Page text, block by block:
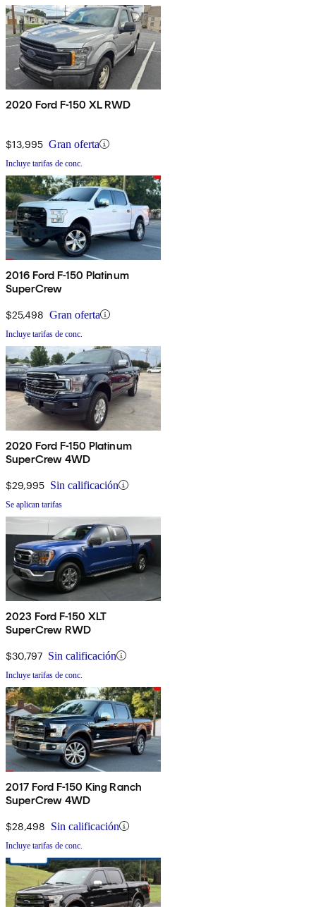
2020 Ford F-150 XL RWD
$13,995 Gran oferta
Incluye tarifas de conc.
2016 Ford F-150 Platinum
SuperCrew
$25,498 Gran oferta
Incluye tarifas de conc.
2020 Ford F-150 Platinum
SuperCrew 4WD
$29,995 Sin calificación
Se aplican tarifas
2023 Ford F-150 XLT
SuperCrew RWD
$30,797 Sin calificación
Incluye tarifas de conc.
2017 Ford F-150 King Ranch
SuperCrew 4WD
$28,498 Sin calificación
Incluye tarifas de conc.